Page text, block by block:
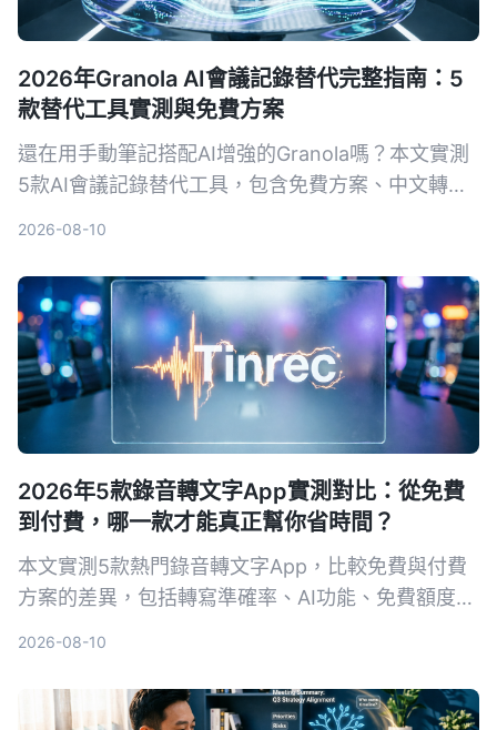
2026年Granola AI會議記錄替代完整指南：5
款替代工具實測與免費方案
還在用手動筆記搭配AI增強的Granola嗎？本文實測
5款AI會議記錄替代工具，包含免費方案、中文轉寫
2026-08-10
2026年5款錄音轉文字App實測對比：從免費
到付費，哪一款才能真正幫你省時間？
本文實測5款熱門錄音轉文字App，比較免費與付費
方案的差異，包括轉寫準確率、AI功能、免費額度與
2026-08-10